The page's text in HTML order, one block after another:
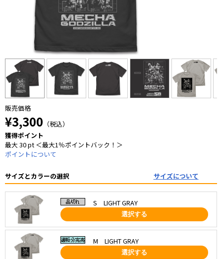
販売価格
¥3,300 （税込）
獲得ポイント
最大 30 pt ＜最大1％ポイントバック！＞
ポイントについて
サイズとカラーの選択 サイズについて
S LIGHT GRAY
選択する
M LIGHT GRAY
選択する